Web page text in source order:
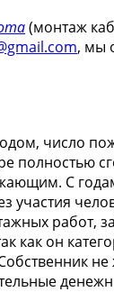
(монтаж
, мы
число
полностью
С
участия
работ,
как он